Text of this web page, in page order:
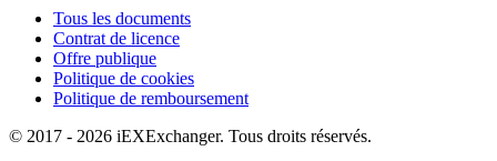
Tous les documents
Contrat de licence
Offre publique
Politique de cookies
Politique de remboursement
© 2017 - 2026 iEXExchanger. Tous droits réservés.